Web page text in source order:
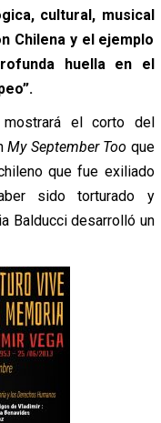
cultural, musical
Chilena y el ejemplo
huella en el
el corto del
My September Too que
que fue exiliado
sido torturado y
Balducci desarrolló un